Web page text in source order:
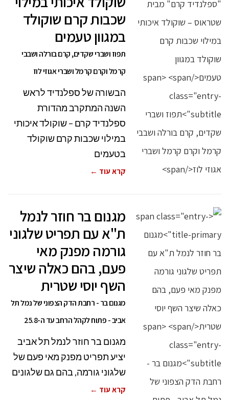
שכבות קרם שוקולד
במגוון טעמים
תפוז ושברי שקדים, קרם בורלה ושבבי
קרמל וקרם קרמל ושברי אגוזי לוז
הבשורה של ספלנדיד לראש
השנה המתקרב מהדורת
ספלנדיד קרם – שוקולד איכותי
במילוי שכבות קרם שוקולד
בטעמים
קרא עוד ←
מגנום בר חוזר לנמל
ת"א עם תפריט שלגוני
גורמה מפנק מאי
פעם, בהם כאלה שיצר
השף יוסי שטרית
מגנום בר - רחבת הדק הצפוני של נמל תל
אביב - פתוח לקהל הרחב עד ה-25.8
מגנום בר חוזר לנמל תל אביב
יציע תפריט מפנק מאי פעם של
שלגוני גורמה, בהם גם שלגונים
קרא עוד ←